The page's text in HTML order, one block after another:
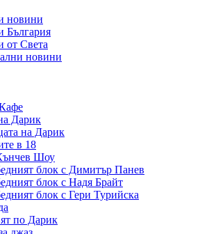
новини
България
от Света
новини
Дарик
на Дарик
в 18
Шоу
блок с Димитър Панев
блок с Надя Брайт
блок с Гери Турийска
по Дарик